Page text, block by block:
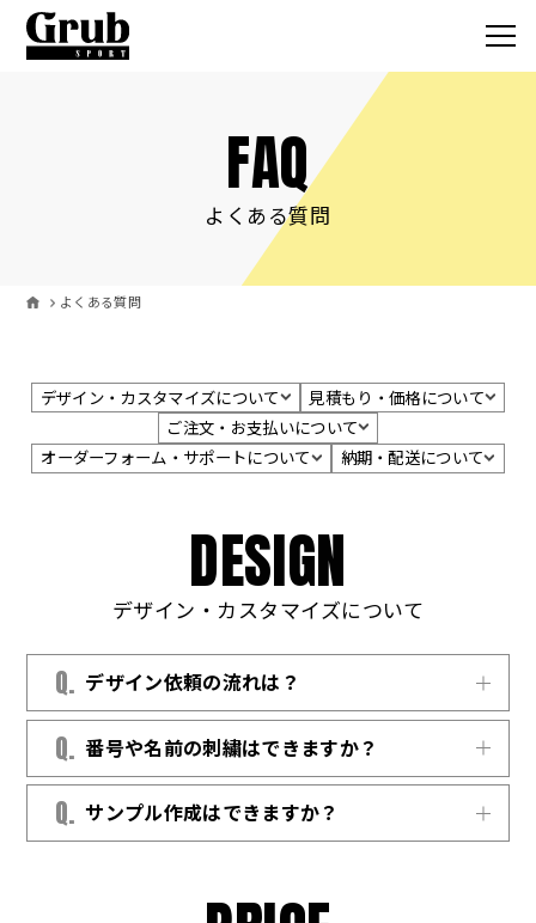
製作事例
お客様の声
FAQ
よくある質問
よくある質問
デザイン・カスタマイズについて
見積もり・価格について
ご注文・お支払いについて
オーダーフォーム・サポートについて
納期・配送について
DESIGN
デザイン・カスタマイズについて
Q. デザイン依頼の流れは？
ラフ案や参考画像をメールまたは LINE で共有
いただければ、専属デザイナーが CG を作成
してご提案いたします。
Q. 番号や名前の刺繍はできますか？
可能です。通常の刺繍はもちろん、立体感の
ある 3D 刺繍にも対応しています。
Q. サンプル作成はできますか？